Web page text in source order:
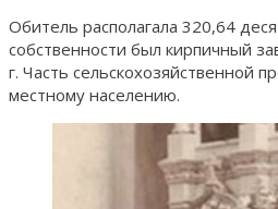
Обитель располагала 320,64
собственности был кирпичный
г. Часть сельскохозяйственной
местному населению.